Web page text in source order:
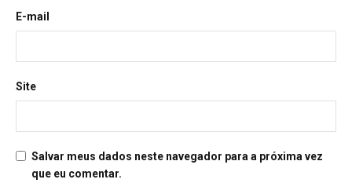
E-mail
Site
Salvar meus dados neste navegador para a próxima vez
que eu comentar.